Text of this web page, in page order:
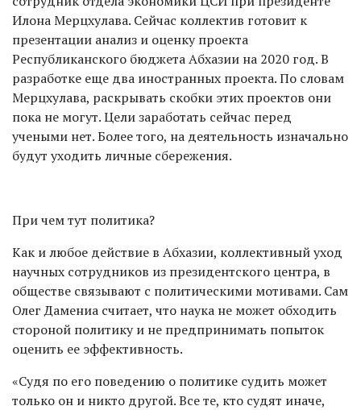
Илона Мерцхулава. Сейчас коллектив готовит к
презентации анализ и оценку проекта
Республиканского бюджета Абхазии на 2020 год. В
разработке еще два иностранных проекта. По словам
Мерцхулава, раскрывать скобки этих проектов они
пока не могут. Цели заработать сейчас перед
учеными нет. Более того, на деятельность изначально
будут уходить личные сбережения.
При чем тут политика?
Как и любое действие в Абхазии, коллективный уход
научных сотрудников из президентского центра, в
обществе связывают с политическими мотивами. Сам
Олег Дамениа считает, что наука не может обходить
стороной политику и не предпринимать попыток
оценить ее эффективность.
«Судя по его поведению о политике судить может
только он и никто другой. Все те, кто судят иначе,